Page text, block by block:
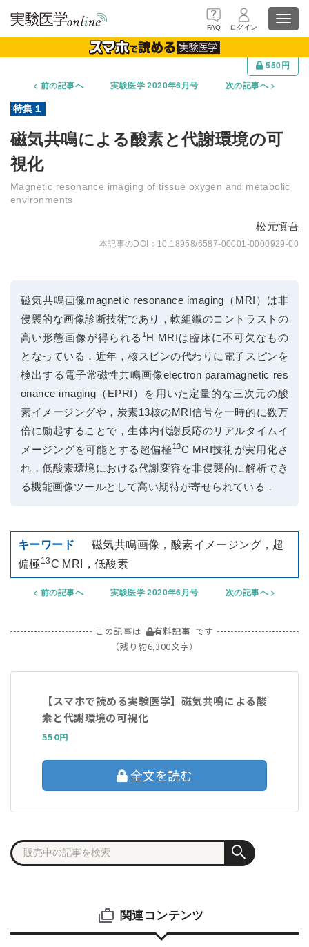
FAQ ログイン
550円
前の記事へ
実験医学 2020年6月号 次の記事へ
磁気共鳴による酸素と代謝環境の可
視化
Magnetic resonance imaging of tissue oxygen and metabolic
environments
松元慎吾
10.18958/6587-00001-0000929-00
磁気共鳴画像magnetic resonance imaging（MRI）は非
侵襲的な画像診断技術であり，軟組織のコントラストの
高い形態画像が得られる 1 H MRIは臨床に不可欠なもの
となっている．近年，核スピンの代わりに電子スピンを
検出する電子常磁性共鳴画像electron paramagnetic res
onance imaging（EPRI）を用いた定量的な三次元の酸
素イメージングや，炭素13核のMRI信号を一時的に数万
倍に励起することで，生体内代謝反応のリアルタイムイ
メージングを可能とする超偏極13C MRI技術が実用化さ
れ，低酸素環境における代謝変容を非侵襲的に解析でき
る機能画像ツールとして高い期待が寄せられている．
磁気共鳴画像，酸素イメージング，超
偏極13C MRI，低酸素
前の記事へ 実験医学 2020年6月号 次の記事へ
この記事は 有料記事 です
（残り約6,300文字）
【スマホで読める実験医学】磁気共鳴による酸
素と代謝環境の可視化
550円
全文を読む
関連コンテンツ